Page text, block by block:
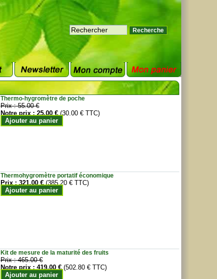
Thermo-hygromètre de poche
Prix :55.00 €
Notre prix :25.00 € (30.00 € TTC)
Ajouter au panier
Thermohygromètre portatif économique
Prix :321.00 € (385.20 € TTC)
Ajouter au panier
Kit de mesure de la maturité des fruits
Prix :465.00 €
Notre prix :419.00 € (502.80 € TTC)
Ajouter au panier